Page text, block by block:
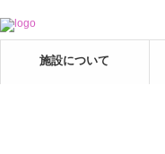
施設について